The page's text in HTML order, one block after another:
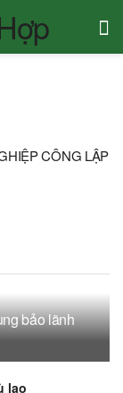
CÔNG LẬP
bảo lãnh
lao